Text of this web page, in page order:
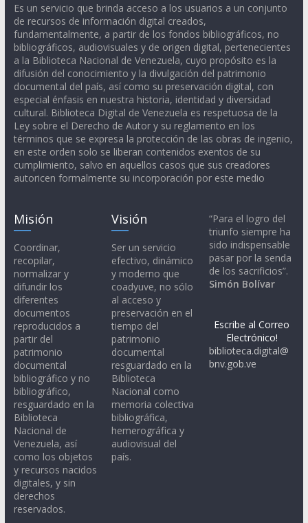
Es un servicio que brinda acceso a los usuarios a un conjunto
de recursos de información digital creados,
fundamentalmente, a partir de los fondos bibliográficos, no
bibliográficos, audiovisuales y de origen digital, pertenecientes
a la Biblioteca Nacional de Venezuela, cuyo propósito es la
difusión del conocimiento y la divulgación del patrimonio
documental del país, así como su preservación digital, con
especial énfasis en nuestra historia, identidad y diversidad
cultural. Biblioteca Digital de Venezuela es respetuosa de la
Ley sobre el Derecho de Autor y su reglamento en los
términos que se expresa la protección de las obras de ingenio,
en este orden solo se liberan contenidos exentos de su
cumplimiento, salvo en aquellos casos que sus creadores
autoricen formalmente su incorporación por este medio
Misión
Coordinar,
recopilar,
normalizar y
difundir los
diferentes
documentos
reproducidos a
partir del
patrimonio
documental
bibliográfico y no
bibliográfico,
resguardado en la
Biblioteca
Nacional de
Venezuela, así
como los objetos
y recursos nacidos
digitales, y sin
derechos
reservados.
Visión
Ser un servicio
efectivo, dinámico
y moderno que
coadyuve, no sólo
al acceso y
preservación en el
tiempo del
patrimonio
documental
resguardado en la
Biblioteca
Nacional como
memoria colectiva
bibliográfica,
hemerográfica y
audiovisual del
país.
“Para el logro del
triunfo siempre ha
sido indispensable
pasar por la senda
de los sacrificios”.
Simón Bolívar
Escribe al Correo
Electrónico!
biblioteca.digital@
bnv.gob.ve